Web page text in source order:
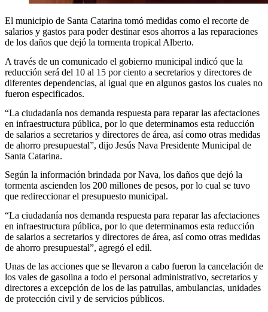
El municipio de Santa Catarina tomó medidas como el recorte de
salarios y gastos para poder destinar esos ahorros a las reparaciones
de los daños que dejó la tormenta tropical Alberto.
A través de un comunicado el gobierno municipal indicó que la
reducción será del 10 al 15 por ciento a secretarios y directores de
diferentes dependencias, al igual que en algunos gastos los cuales no
fueron especificados.
“La ciudadanía nos demanda respuesta para reparar las afectaciones
en infraestructura pública, por lo que determinamos esta reducción
de salarios a secretarios y directores de área, así como otras medidas
de ahorro presupuestal”, dijo Jesús Nava Presidente Municipal de
Santa Catarina.
Según la información brindada por Nava, los daños que dejó la
tormenta ascienden los 200 millones de pesos, por lo cual se tuvo
que redireccionar el presupuesto municipal.
“La ciudadanía nos demanda respuesta para reparar las afectaciones
en infraestructura pública, por lo que determinamos esta reducción
de salarios a secretarios y directores de área, así como otras medidas
de ahorro presupuestal”, agregó el edil.
Unas de las acciones que se llevaron a cabo fueron la cancelación de
los vales de gasolina a todo el personal administrativo, secretarios y
directores a excepción de los de las patrullas, ambulancias, unidades
de protección civil y de servicios públicos.